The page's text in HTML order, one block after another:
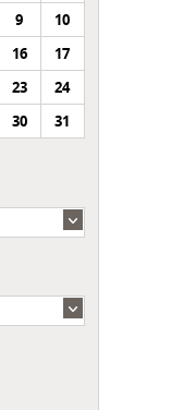
9
10
16
17
23
24
30 31